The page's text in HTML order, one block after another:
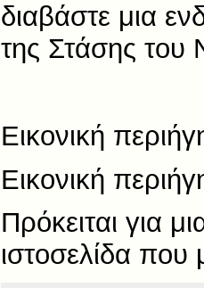
διαβάστε μια
της Στάσης του
Εικονική
Εικονική
Πρόκειται για
ιστοσελίδα